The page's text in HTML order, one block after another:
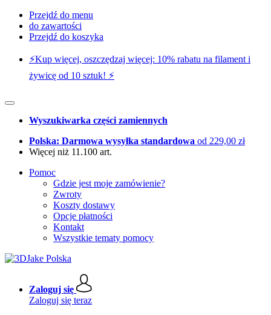
Przejdź do menu
do zawartości
Przejdź do koszyka
⚡️Kup więcej, oszczędzaj więcej: 10% rabatu na filament i
żywicę od 10 sztuk! ⚡️
Wyszukiwarka części zamiennych
Polska: Darmowa wysyłka standardowa od 229,00 zł
Więcej niż 11.100 art.
Pomoc
Gdzie jest moje zamówienie?
Zwroty
Koszty dostawy
Opcje płatności
Kontakt
Wszystkie tematy pomocy
Zaloguj się
Zaloguj się teraz